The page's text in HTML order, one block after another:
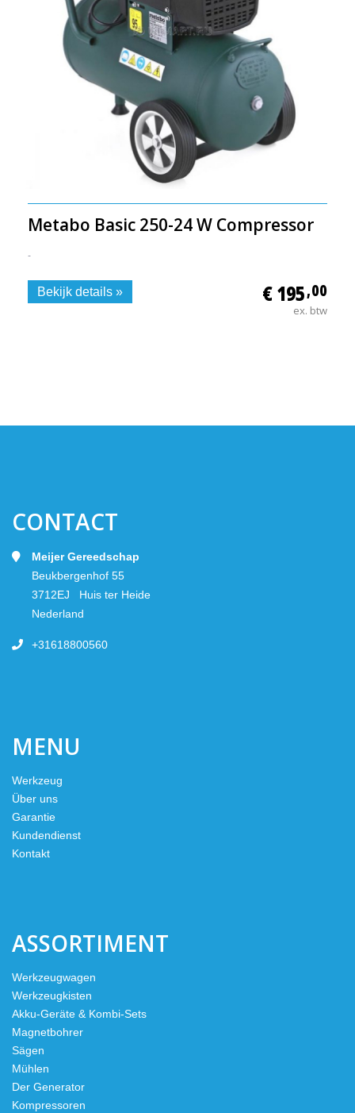
Metabo Basic 250-24 W Compressor
-
€ 195,00
ex. btw
Bekijk details »
CONTACT
Meijer Gereedschap
Beukbergenhof 55
3712EJ Huis ter Heide
Nederland
+31618800560
MENU
Werkzeug
Über uns
Garantie
Kundendienst
Kontakt
ASSORTIMENT
Werkzeugwagen
Werkzeugkisten
Akku-Geräte & Kombi-Sets
Magnetbohrer
Sägen
Mühlen
Der Generator
Kompressoren